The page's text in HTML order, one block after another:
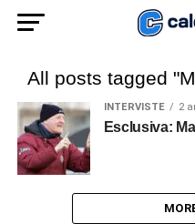
All posts tagged
INTERVISTE 2
Esclusiva: